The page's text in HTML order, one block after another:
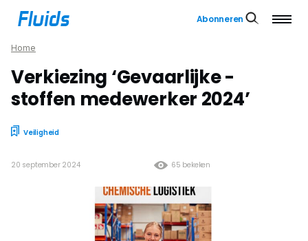
Abonneren
Home
Verkiezing ‘­Gevaarlijke ­
stoffen ­medewerker 2024’
Veiligheid
65 bekeken
20 september 2024